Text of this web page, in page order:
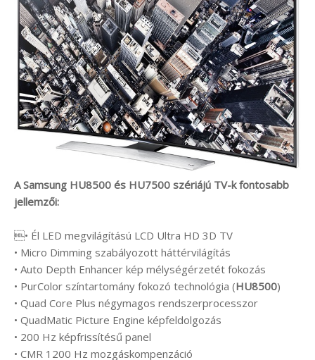
A Samsung HU8500 és HU7500 szériájú TV-k fontosabb
jellemzői:
• Él LED megvilágítású LCD Ultra HD 3D TV
• Micro Dimming szabályozott háttérvilágítás
• Auto Depth Enhancer kép mélységérzetét fokozás
• PurColor színtartomány fokozó technológia (HU8500)
• Quad Core Plus négymagos rendszerprocesszor
• QuadMatic Picture Engine képfeldolgozás
• 200 Hz képfrissítésű panel
• CMR 1200 Hz mozgáskompenzáció